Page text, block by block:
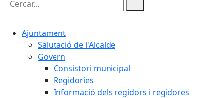
Cercar:
Ajuntament
Salutació de l'Alcalde
Govern
Consistori municipal
Regidories
Informació dels regidors i regidores